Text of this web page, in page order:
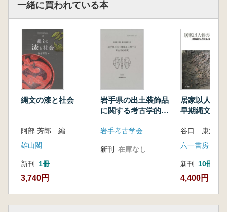
『土偶を読む』は考古学界ではほとんど評価さ
れていません。いや、相手にされていないと言
った方が正確でしょう。それはなぜなのか、本
書ではその非対称な評価の理由と、『土偶を読
む』で主張される「土偶の正体」、それに至る
論証を検証します。
本書は筆者のnoteの記事である『土偶を読む
を読んだけど1〜3+番外編』を元にしています
が、ほとんどの土偶について取材をし、さらに
詳しく検証しています。
単純なファクトチェックだけではなく、多くの
ことで、考古学研究の現時点、土偶を中心に縄
文時代の解像度をグッと上げる企画や構成の本
になりました。土偶や縄文時代が好きな人、興
一緒に買われている本
縄文の漆と社会
阿部 芳郎 編
雄山閣
新刊 1冊
3,740円
岩手県の出土装飾品
に関する考古学的研
岩手考古学会
新刊 在庫なし
居家以人骨
早期縄文人
谷口 康浩
六一書房
新刊 10冊以上
4,400円